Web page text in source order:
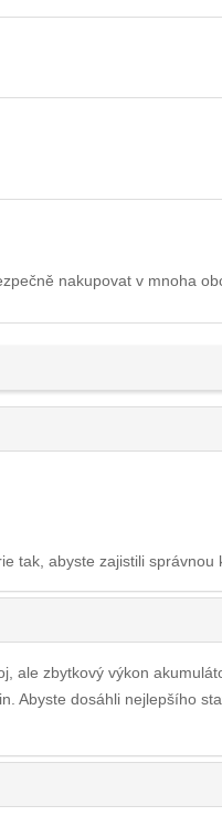
nakupovat v mnoha
tak, abyste zajistili správnou
ale zbytkový výkon
Abyste dosáhli nejlepšího